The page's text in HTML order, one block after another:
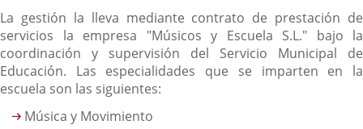
La gestión la lleva mediante contrato de prestación de
servicios la empresa "Músicos y Escuela S.L." bajo la
coordinación y supervisión del Servicio Municipal de
Educación. Las especialidades que se imparten en la
escuela son las siguientes:
Música y Movimiento